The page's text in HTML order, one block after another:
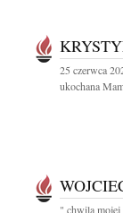
25 czerwca
ukochana
" chwila mojej